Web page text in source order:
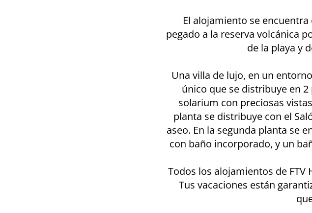
El alojamiento se
pegado a la reserva volcánica
de la playa y
Una villa de lujo, en un
único que se distribuye en
solarium con preciosas
planta se distribuye con el
aseo. En la segunda planta se
con baño incorporado, y un
Todos los alojamientos de
Tus vacaciones están